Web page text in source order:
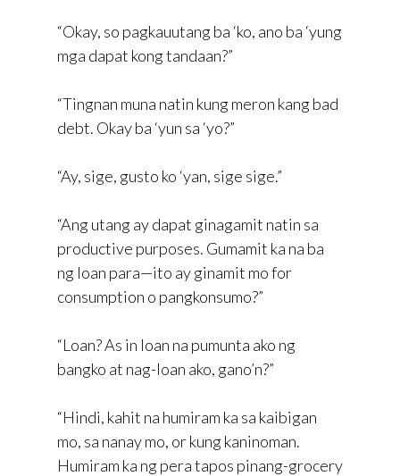
“Okay, so pagkauutang ba ‘ko, ano ba ‘yung
mga dapat kong tandaan?”
“Tingnan muna natin kung meron kang bad
debt. Okay ba ‘yun sa ‘yo?”
“Ay, sige, gusto ko ‘yan, sige sige.”
“Ang utang ay dapat ginagamit natin sa
productive purposes. Gumamit ka na ba
ng loan para—ito ay ginamit mo for
consumption o pangkonsumo?”
“Loan? As in loan na pumunta ako ng
bangko at nag-loan ako, gano’n?”
“Hindi, kahit na humiram ka sa kaibigan
mo, sa nanay mo, or kung kaninoman.
Humiram ka ng pera tapos pinang-grocery